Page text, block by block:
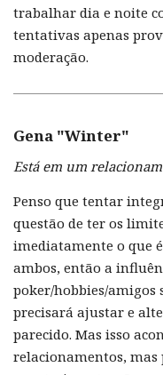
trabalhar dia e noite
tentativas apenas
moderação.
Gena "Winter"
Está em um
Penso que tentar
questão de ter os
imediatamente o que
ambos, então a
poker/hobbies/amigos
precisará ajustar e
parecido. Mas isso
relacionamentos, mas